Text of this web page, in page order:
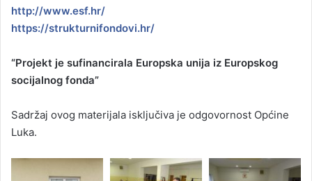
http://www.esf.hr/
https://strukturnifondovi.hr/
“Projekt je sufinancirala Europska unija iz Europskog
socijalnog fonda”
Sadržaj ovog materijala isključiva je odgovornost Općine
Luka.